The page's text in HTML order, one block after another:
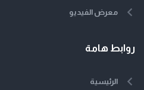
معرض الفيديو
روابط هامة
الرئيسية